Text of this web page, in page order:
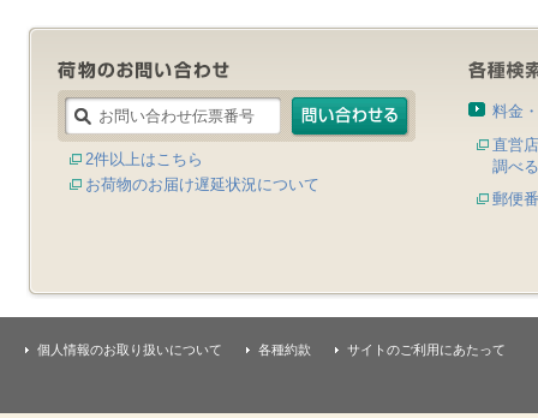
2件以上はこちら
お荷物のお届け遅延状況について
料金
直営
調べる
郵便
個人情報のお取り扱いについて 各種約款 サイトのご利用にあたって